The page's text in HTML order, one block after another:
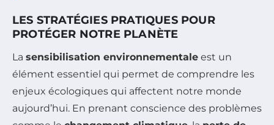
LES STRATÉGIES PRATIQUES POUR
PROTÉGER NOTRE PLANÈTE
La sensibilisation environnementale est un
élément essentiel qui permet de comprendre les
enjeux écologiques qui affectent notre monde
aujourd’hui. En prenant conscience des problèmes